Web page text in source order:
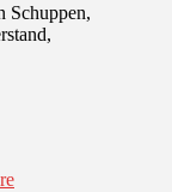
Schuppen,